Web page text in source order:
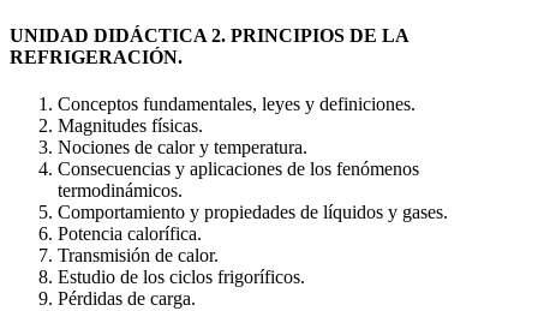
UNIDAD DIDÁCTICA 2. PRINCIPIOS DE LA
REFRIGERACIÓN.
Conceptos fundamentales, leyes y definiciones.
Magnitudes físicas.
Nociones de calor y temperatura.
Consecuencias y aplicaciones de los fenómenos
termodinámicos.
Comportamiento y propiedades de líquidos y gases.
Potencia calorífica.
Transmisión de calor.
Estudio de los ciclos frigoríficos.
Pérdidas de carga.